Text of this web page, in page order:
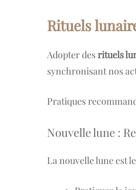
Rituels
Adopter desrituels
synchronisant nos
Pratiques
Nouvelle lune :
La nouvelle lune est